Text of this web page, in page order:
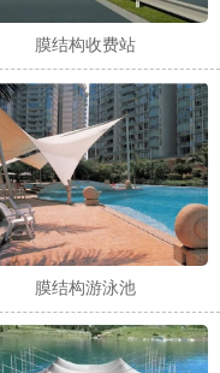
膜结构收费站
膜结构游泳池